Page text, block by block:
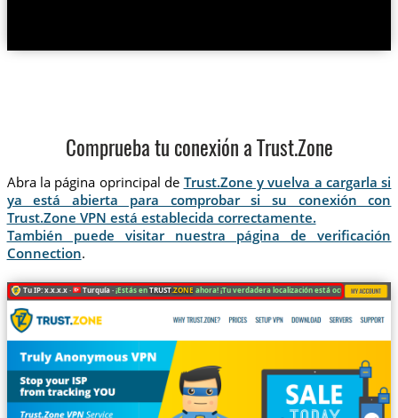
Comprueba tu conexión a Trust.Zone
Abra la página oprincipal de Trust.Zone y vuelva a cargarla si
ya está abierta para comprobar si su conexión con
Trust.Zone VPN está establecida correctamente.
También puede visitar nuestra página de verificación
Connection.
Tu IP: x.x.x.x · Turquía ·¡Estás enTRUST.ZONE ahora! ¡Tu verdadera localización está oculta!